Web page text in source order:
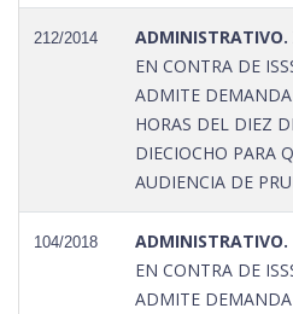
212/2014 ADMINISTRATIVO.
EN CONTRA DE
ADMITE DEMANDA
HORAS DEL DIEZ
DIECIOCHO PARA
AUDIENCIA DE
104/2018 ADMINISTRATIVO.
EN CONTRA DE
ADMITE DEMANDA